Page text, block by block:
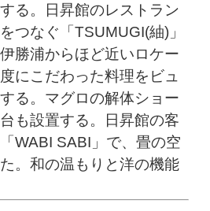
る。日昇館のレストラン
つなぐ「TSUMUGI(紬)」
勝浦からほど近いロケー
にこだわった料理をビュ
る。マグロの解体ショー
も設置する。日昇館の客
WABI SABI」で、畳の空
。和の温もりと洋の機能